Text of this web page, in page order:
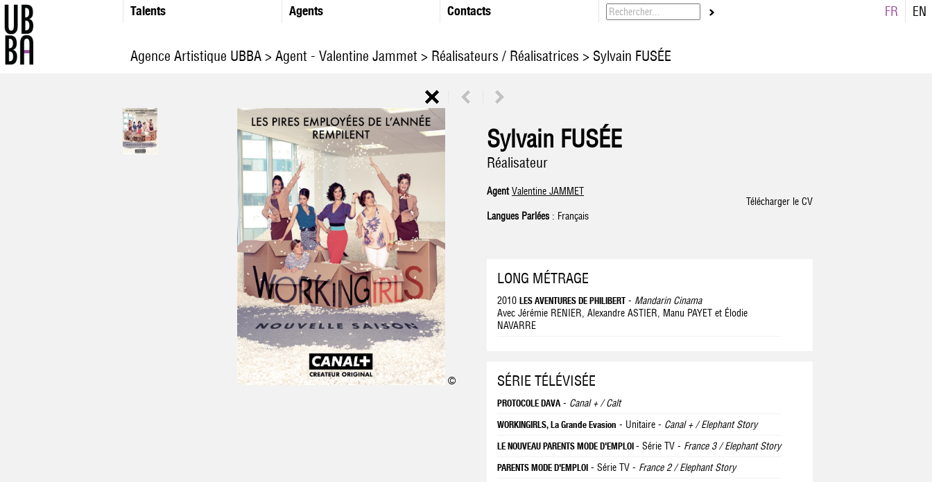
Talents Agents Contacts FR EN
Agence Artistique UBBA>Agent - Valentine Jammet > Réalisateurs / Réalisatrices> Sylvain FUSÉE
©
Sylvain FUSÉE
Réalisateur
AgentValentine JAMMET
Télécharger le CV
Langues Parlées: Français
LONG MÉTRAGE
2010 LES AVENTURES DE PHILIBERT - Mandarin Cinama
Avec Jérémie RENIER, Alexandre ASTIER, Manu PAYET et Élodie
NAVARRE
SÉRIE TÉLÉVISÉE
PROTOCOLE DAVA- Canal + / Calt
WORKINGIRLS, La Grande Evasion - Unitaire - Canal + / Elephant Story
LE NOUVEAU PARENTS MODE D'EMPLOI - Série TV - France 3 / Elephant Story
PARENTS MODE D'EMPLOI - Série TV - France 2 / Elephant Story